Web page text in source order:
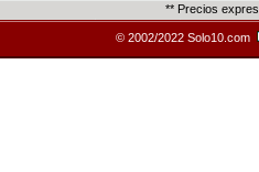
** Precios
© 2002/2022 Solo10.com